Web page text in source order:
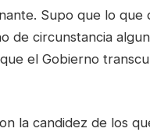
Supo que lo
de circunstancia
el Gobierno
la candidez de los